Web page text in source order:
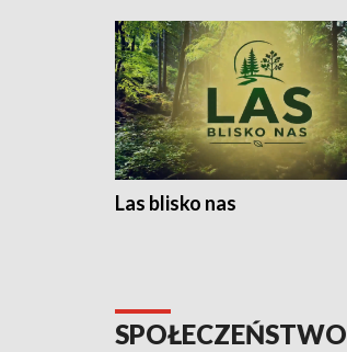
Las blisko nas
SPOŁECZEŃSTWO